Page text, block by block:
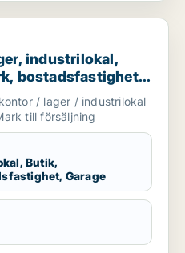
butik,
industrilokal,
bostadsfastighet
Mark/ lager / industrilokal
till försäljning
Butik,
Garage